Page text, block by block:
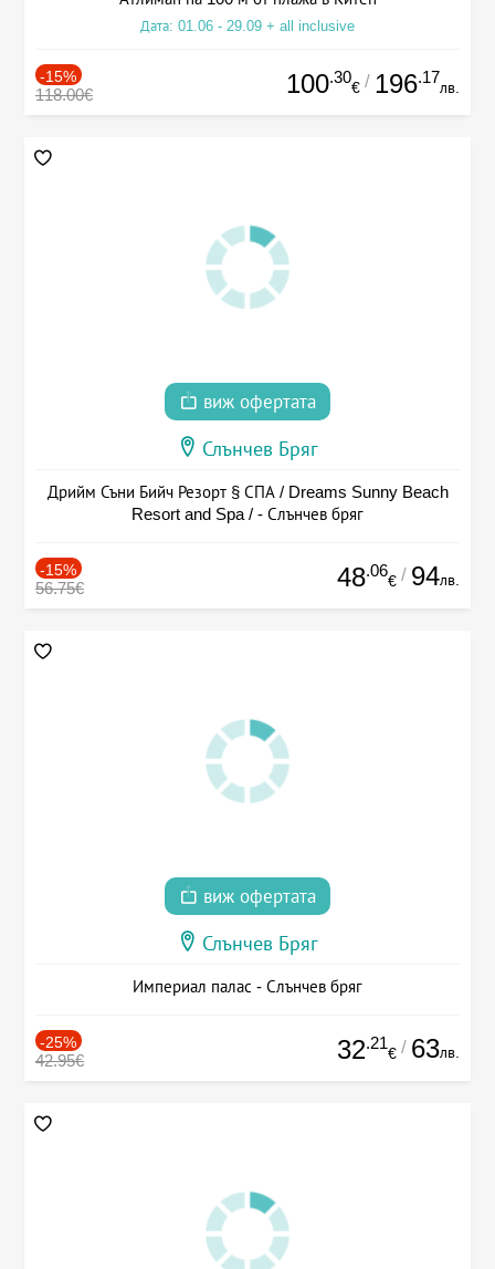
Дата: 01.06 - 29.09 + all inclusive
-15%
118.00€ 100.30
€ / 196.17
лв.
виж офертата
Слънчев Бряг
Дрийм Съни Бийч Резорт § СПА / Dreams Sunny Beach
Resort and Spa / - Слънчев бряг
-15%
56.75€ 48.06
€ / 94лв.
виж офертата
Слънчев Бряг
Империал палас - Слънчев бряг
-25%
42.95€ 32.21
€ / 63лв.